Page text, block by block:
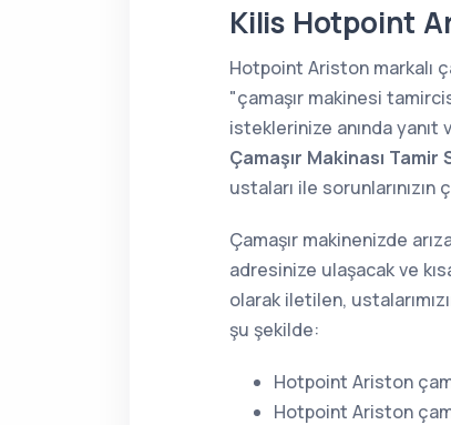
Kilis Hotpoint
Hotpoint Ariston markalı
"çamaşır makinesi
isteklerinize anında
Çamaşır Makinası Tamir
ustaları ile sorunlarınızın
Çamaşır makinenizde
adresinize ulaşacak ve
olarak iletilen,
şu şekilde:
Hotpoint Ariston
Hotpoint Ariston